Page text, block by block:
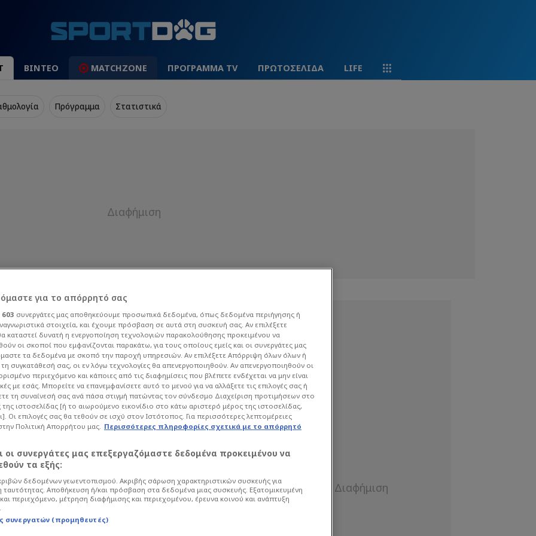
ΒΙΝΤΕΟ MATCHZONE ΠΡΟΓΡΑΜΜΑ TV ΠΡΩΤΟΣΕΛΙΔΑ LIFE
Πρόγραμμα Στατιστικά
πίεση για τα
πολύ αργοί,
Μπάσκετ Euroleague
μετά τη νίκη του Ολυμπιακού επί
της ομάδας του και τα Playoffs της
για το απόρρητό σας
603 συνεργάτες μας αποθηκεύουμε προσωπικά δεδομένα, όπως δεδομένα περιήγησης ή
στοιχεία, και έχουμε πρόσβαση σε αυτά στη συσκευή σας. Αν επιλέξετε
καταστεί δυνατή η ενεργοποίηση τεχνολογιών παρακολούθησης προκειμένου να
οι σκοποί που εμφανίζονται παρακάτω, για τους οποίους εμείς και οι συνεργάτες μας
τα δεδομένα με σκοπό την παροχή υπηρεσιών. Αν επιλέξετε Απόρριψη όλων όλων ή
συγκατάθεσή σας, οι εν λόγω τεχνολογίες θα απενεργοποιηθούν. Αν απενεργοποιηθούν οι
περιεχόμενο και κάποιες από τις διαφημίσεις που βλέπετε ενδέχεται να μην είναι
με εσάς. Μπορείτε να επανεμφανίσετε αυτό το μενού για να αλλάξετε τις επιλογές σας ή
τη συναίνεσή σας ανά πάσα στιγμή πατώντας τον σύνδεσμο Διαχείριση προτιμήσεων στο
ιστοσελίδας [ή το αιωρούμενο εικονίδιο στο κάτω αριστερό μέρος της ιστοσελίδας,
Οι επιλογές σας θα τεθούν σε ισχύ στον Ιστότοπος. Για περισσότερες λεπτομέρειες
Πολιτική Απορρήτου μας. Περισσότερες πληροφορίες σχετικά με το απόρρητό
οι συνεργάτες μας επεξεργαζόμαστε δεδομένα προκειμένου να
τα εξής:
δεδομένων γεωεντοπισμού. Ακριβής σάρωση χαρακτηριστικών συσκευής για
ταυτότητας. Αποθήκευση ή/και πρόσβαση στα δεδομένα μιας συσκευής. Εξατομικευμένη
περιεχόμενο, μέτρηση διαφήμισης και περιεχομένου, έρευνα κοινού και ανάπτυξη
συνεργατών (προμηθευτές)